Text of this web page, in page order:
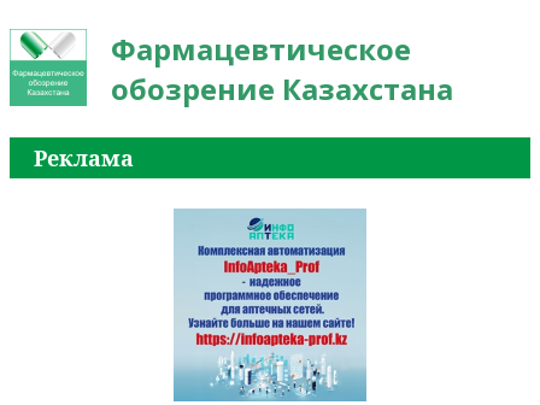
Фармацевтическое
обозрение Казахстана
Реклама